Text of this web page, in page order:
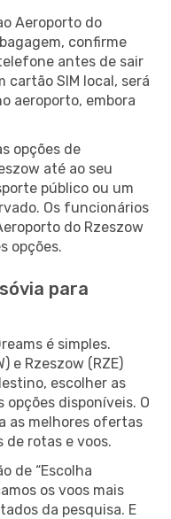
Aeroporto do
confirme
antes de sair
cartão SIM local, será
aeroporto, embora
opções de
até ao seu
público ou um
Os funcionários
do Rzeszow
opções.
para
é simples.
e Rzeszow (RZE)
escolher as
opções disponíveis. O
as melhores ofertas
de rotas e voos.
de “Escolha
os voos mais
da pesquisa. E